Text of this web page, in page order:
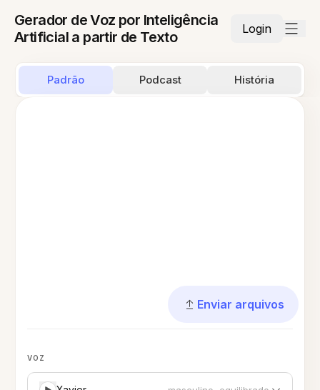
Gerador de Voz por Inteligência
Artificial a partir de Texto
Login
Padrão Podcast História
Enviar arquivos
VOZ